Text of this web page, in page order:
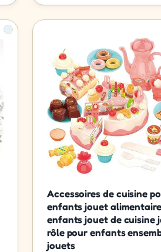
Accessoires de cuisine
enfants jouet
enfants jouet de cuisine
rôle pour enfants
jouets